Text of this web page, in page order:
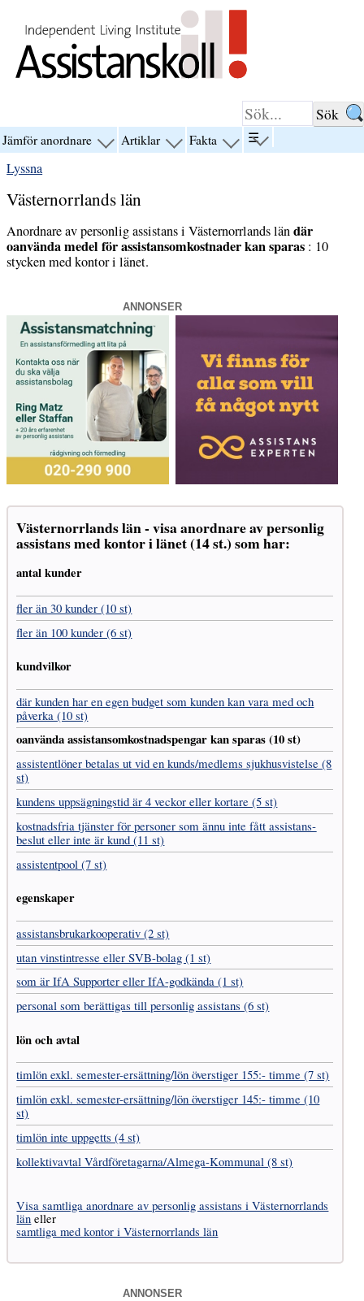
Jämför anordnare visa
anordnare”
Artiklar visa Fakta visa
☰visa
menyn
Lyssna
Västernorrlands län
Anordnare av personlig assistans i Västernorrlands ländär
oanvända medel för assistansomkostnader kan sparas : 10
stycken med kontor i länet.
ANNONSER
Västernorrlands län - visa anordnare av personlig
assistans med kontor i länet (14 st.) som har:
antal kunder
fler än 30 kunder (10 st)
fler än 100 kunder (6 st)
kundvilkor
där kunden har en egen budget som kunden kan vara med och
påverka (10 st)
oanvända assistans­omkostnads­pengar kan sparas (10 st)
assistent­löner betalas ut vid en kunds/medlems sjukhus­vistelse (8
st)
kundens uppsägnings­tid är 4 veckor eller kortare (5 st)
kostnads­fria tjänster för personer som ännu inte fått assistans­
beslut eller inte är kund (11 st)
assistentpool (7 st)
egenskaper
assistans­brukar­kooperativ (2 st)
utan vinst­intresse eller SVB-bolag (1 st)
som är IfA Supporter eller IfA-godkända (1 st)
personal som berättigas till personlig assistans (6 st)
lön och avtal
timlön exkl. semester-ersättning/lön överstiger 155:- timme (7 st)
timlön exkl. semester-ersättning/lön överstiger 145:- timme (10
st)
timlön inte uppgetts (4 st)
kollektivavtal Vård­företagarna­/­Almega-Kommunal (8 st)
Visa samtliga anordnare av personlig assistans i Västernorrlands
län eller
samtliga med kontor i Västernorrlands län
ANNONSER